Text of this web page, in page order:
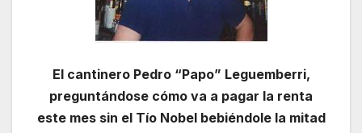
El cantinero Pedro “Papo” Leguemberri,
preguntándose cómo va a pagar la renta
este mes sin el Tío Nobel bebiéndole la mitad